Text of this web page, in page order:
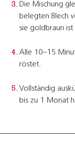
Die Mischung
belegten Blech
sie goldbraun
Alle 10–15
röstet.
Vollständig
bis zu 1 Monat